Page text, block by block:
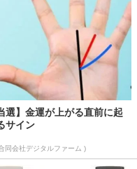
選】金運が上がる直前に起
サイン
同会社デジタルファーム )